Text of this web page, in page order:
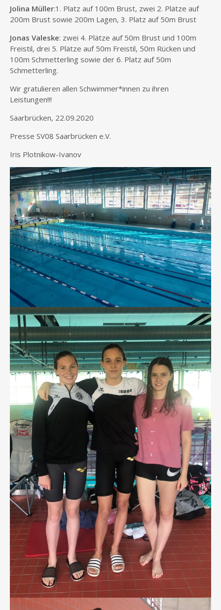
Jolina Müller:1. Platz auf 100m Brust, zwei 2. Plätze auf
200m Brust sowie 200m Lagen, 3. Platz auf 50m Brust
Jonas Valeske: zwei 4. Plätze auf 50m Brust und 100m
Freistil, drei 5. Plätze auf 50m Freistil, 50m Rücken und
100m Schmetterling sowie der 6. Platz auf 50m
Schmetterling.
Wir gratulieren allen Schwimmer*innen zu ihren
Leistungen!!!
Saarbrücken, 22.09.2020
Presse SV08 Saarbrücken e.V.
Iris Plotnikow-Ivanov